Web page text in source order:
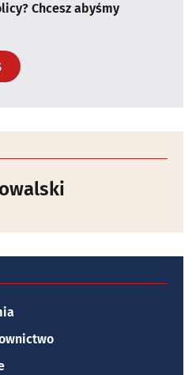
Chcesz abyśmy